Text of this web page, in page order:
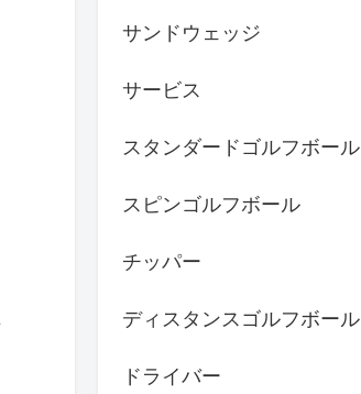
サンドウェッジ
サービス
スタンダードゴルフボール
スピンゴルフボール
チッパー
ディスタンスゴルフボール
ドライバー